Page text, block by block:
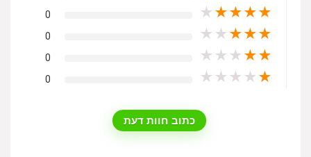
★
★
★
★
★
0
★
★
★
★
★
0
★
★
★
★
★
0
★
★
★
★
★
0
כתוב חוות דעת